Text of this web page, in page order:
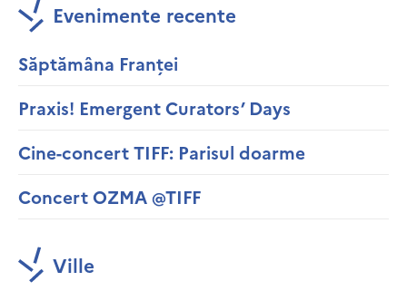
Evenimente recente
Săptămâna Franței
Praxis! Emergent Curators’ Days
Cine-concert TIFF: Parisul doarme
Concert OZMA @TIFF
Ville